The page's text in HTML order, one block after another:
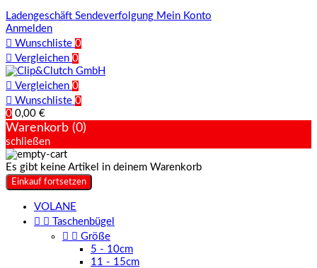
Ladengeschäft Sendeverfolgung Mein Konto
Anmelden
 Wunschliste 0
 Vergleichen 0
 Vergleichen 0
 Wunschliste 0
0 0,00 €
Warenkorb (0)
schließen
Es gibt keine Artikel in deinem Warenkorb
Einkauf fortsetzen
VOLANE
 
Taschenbügel
  Größe
5 - 10cm
11 - 15cm